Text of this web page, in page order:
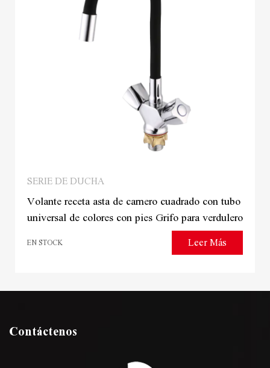
SERIE DE DUCHA
Volante receta asta de carnero cuadrado con tubo
universal de colores con pies Grifo para verdulero
EN STOCK Leer Más
Contáctenos